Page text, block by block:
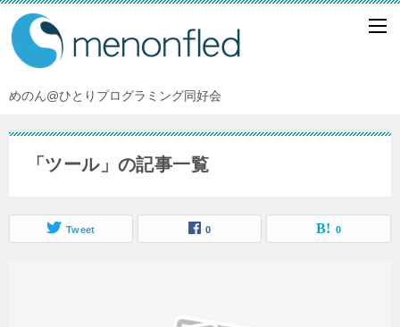
めのん@ひとりプログラミング同好会
「ツール」の記事一覧
Tweet 0 0